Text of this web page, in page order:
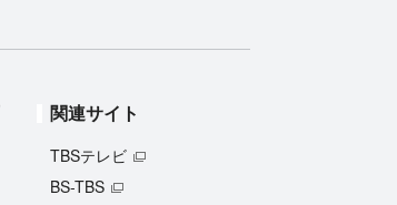
関連サイト
TBSテレビ
BS-TBS